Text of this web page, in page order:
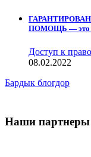
ПОМОЩЬ — это
Доступ к
08.02.2022
Бардык блогдор
Наши партнеры